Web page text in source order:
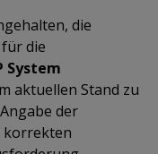
die
die
System
aktuellen Stand zu
der
korrekten